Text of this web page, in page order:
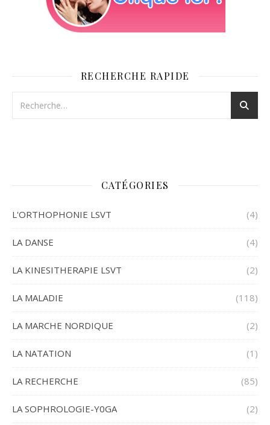
RECHERCHE RAPIDE
CATÉGORIES
L'ORTHOPHONIE LSVT (4)
LA DANSE (4)
LA KINESITHERAPIE LSVT (2)
LA MALADIE (118)
LA MARCHE NORDIQUE (2)
LA NATATION (1)
LA RECHERCHE (85)
LA SOPHROLOGIE-Y0GA (2)